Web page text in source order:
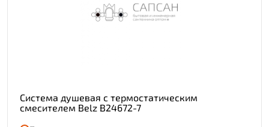
Система душевая с термостатическим
смесителем Belz B24672-7